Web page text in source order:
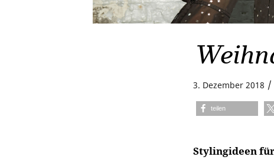
3. Dezember 2018 /
teilen
Stylingideen